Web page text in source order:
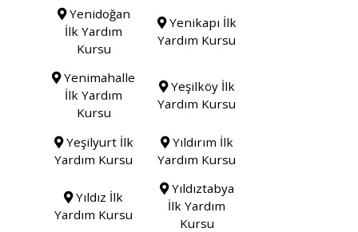
Yenidoğan
İlk Yardım
Kursu
Yenikapı İlk
Yardım Kursu
Yenimahalle
İlk Yardım
Kursu
Yeşilköy İlk
Yardım Kursu
Yeşilyurt İlk
Yardım Kursu
Yıldırım İlk
Yardım Kursu
Yıldız İlk
Yardım Kursu
Yıldıztabya
İlk Yardım
Kursu